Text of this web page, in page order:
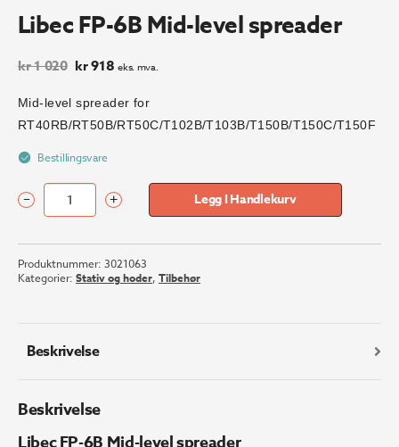
Libec FP-6B Mid-level spreader
kr1 020 Opprinnelig
var:
kr 1
020.
kr918Nåværende
er:
kr 918.
eks. mva.
Mid-level spreader for
RT40RB/RT50B/RT50C/T102B/T103B/T150B/T150C/T150F
Bestillingsvare
Libec
6B
Mid-
level
– + Legg I Handlekurv
Produktnummer: 3021063
Kategorier: Stativ og hoder, Tilbehør
Beskrivelse
Beskrivelse